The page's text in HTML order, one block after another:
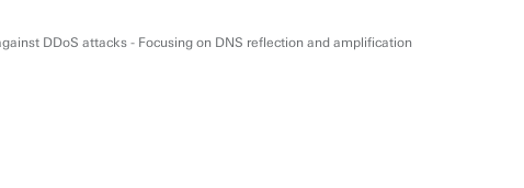
DDoS attacks - Focusing on DNS reflection and amplification